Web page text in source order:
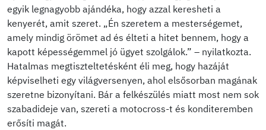
egyik legnagyobb ajándéka, hogy azzal keresheti a
kenyerét, amit szeret. „Én szeretem a mesterségemet,
amely mindig örömet ad és élteti a hitet bennem, hogy a
kapott képességemmel jó ügyet szolgálok.” – nyilatkozta.
Hatalmas megtiszteltetésként éli meg, hogy hazáját
képviselheti egy világversenyen, ahol elsősorban magának
szeretne bizonyítani. Bár a felkészülés miatt most nem sok
szabadideje van, szereti a motocross-t és konditeremben
erősíti magát.